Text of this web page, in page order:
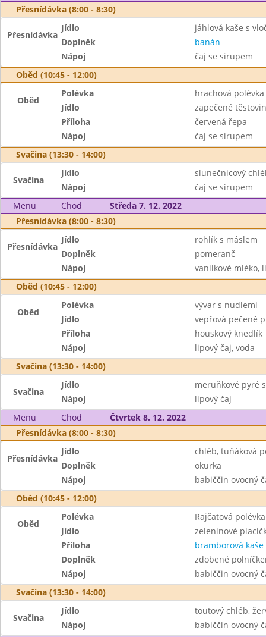
Přesnídávka (8:00 - 8:30)
Přesnídávka
Jídlo
jáhlová kaše s
Doplněk
banán
Nápoj
čaj se sirupem
Oběd (10:45 - 12:00)
Oběd
Polévka
hrachová polévka
Jídlo
zapečené
Příloha
červená řepa
Nápoj
čaj se sirupem
Svačina (13:30 - 14:00)
Svačina
Jídlo
slunečnicový
Nápoj
čaj se sirupem
Menu
Chod
Středa 7. 12. 2022
Přesnídávka (8:00 - 8:30)
Přesnídávka
Jídlo
rohlík s máslem
Doplněk
pomeranč
Nápoj
vanilkové mléko,
Oběd (10:45 - 12:00)
Oběd
Polévka
vývar s nudlemi
Jídlo
vepřová pečeně
Příloha
houskový knedlík
Nápoj
lipový čaj, voda
Svačina (13:30 - 14:00)
Svačina
Jídlo
meruňkové pyré
Nápoj
lipový čaj
Menu
Chod
Čtvrtek 8. 12. 2022
Přesnídávka (8:00 - 8:30)
Přesnídávka
Jídlo
chléb, tuňáková
Doplněk
okurka
Nápoj
babiččin ovocný
Oběd (10:45 - 12:00)
Oběd
Polévka
Rajčatová
Jídlo
zeleninové
Příloha
bramborová kaše
Doplněk
zdobené
Nápoj
babiččin ovocný
Svačina (13:30 - 14:00)
Svačina
Jídlo
toutový chléb,
Nápoj
babiččin ovocný